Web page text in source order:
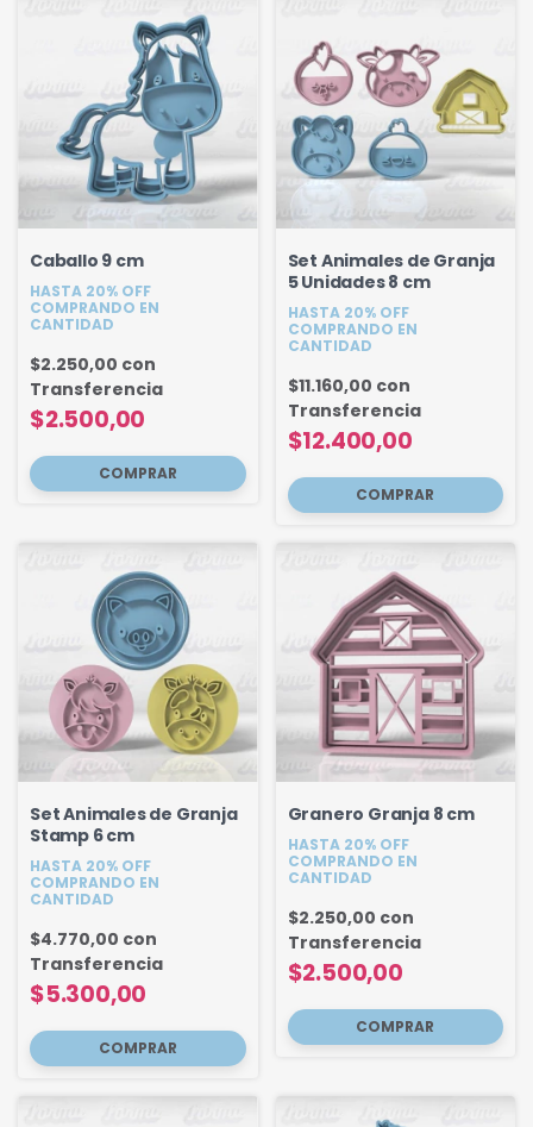
Caballo 9 cm
HASTA 20% OFF
COMPRANDO EN
CANTIDAD
$2.500,00
$2.250,00 con
Transferencia
Set Animales de Granja
5 Unidades 8 cm
HASTA 20% OFF
COMPRANDO EN
CANTIDAD
$12.400,00
$11.160,00 con
Transferencia
Set Animales de Granja
Stamp 6 cm
HASTA 20% OFF
COMPRANDO EN
CANTIDAD
$5.300,00
$4.770,00 con
Transferencia
Granero Granja 8 cm
HASTA 20% OFF
COMPRANDO EN
CANTIDAD
$2.500,00
$2.250,00 con
Transferencia